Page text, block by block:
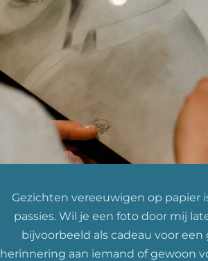
Gezichten vereeuwigen op papier
passies. Wil je een foto door mij
bijvoorbeeld als cadeau voor een
herinnering aan iemand of gewoon